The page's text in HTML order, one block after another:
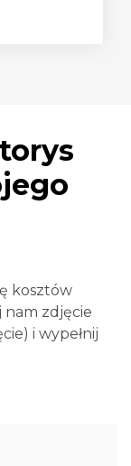
kosztów
zdjęcie
i wypełnij